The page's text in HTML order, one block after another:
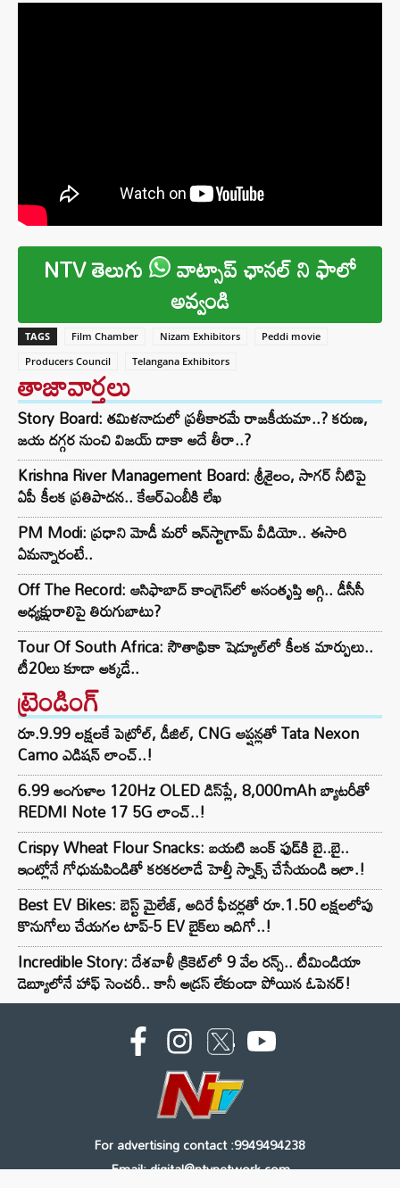
NTV తెలుగు వాట్సాప్ ఛానల్ ని ఫాలో
అవ్వండి
TAGS Film Chamber Nizam Exhibitors
Peddi movie
Producers Council
Telangana Exhibitors
తాజావార్తలు
Story Board: తమిళనాడులో ప్రతీకారమే రాజకీయమా..? కరుణ,
జయ దగ్గర నుంచి విజయ్ దాకా అదే తీరా..?
Krishna River Management Board: శ్రీశైలం, సాగర్ నీటిపై
ఏపీ కీలక ప్రతిపాదన.. కేఆర్ఎంబీకి లేఖ
PM Modi: ప్రధాని మోడీ మరో ఇన్‌స్టాగ్రామ్ వీడియో.. ఈసారి
ఏమన్నారంటే..
Off The Record: ఆసిఫాబాద్ కాంగ్రెస్‌లో అసంతృప్తి అగ్గి.. డీసీసీ
అధ్యక్షురాలిపై తిరుగుబాటు?
Tour Of South Africa: సౌతాఫ్రికా షెడ్యూల్‌లో కీలక మార్పులు..
టీ20లు కూడా అక్కడే..
ట్రెండింగ్‌
రూ.9.99 లక్షలకే పెట్రోల్, డీజిల్, CNG ఆప్షన్లతో Tata Nexon
Camo ఎడిషన్ లాంచ్..!
6.99 అంగుళాల 120Hz OLED డిస్‌ప్లే, 8,000mAh బ్యాటరీతో
REDMI Note 17 5G లాంచ్..!
Crispy Wheat Flour Snacks: బయటి జంక్ ఫుడ్‌కి బై..బై..
ఇంట్లోనే గోధుమపిండితో కరకరలాడే హెల్తీ స్నాక్స్ చేసేయండి ఇలా.!
Best EV Bikes: బెస్ట్ మైలేజ్, అదిరే ఫీచర్లతో రూ.1.50 లక్షలలోపు
కొనుగోలు చేయగల టాప్-5 EV బైక్‌లు ఇదిగో..!
Incredible Story: దేశవాళీ క్రికెట్‌లో 9 వేల రన్స్.. టీమిండియా
డెబ్యూలోనే హాఫ్ సెంచరీ.. కానీ అడ్రస్ లేకుండా పోయిన ఓపెనర్!
For advertising contact :9949494238
Email: digital@ntvnetwork.com